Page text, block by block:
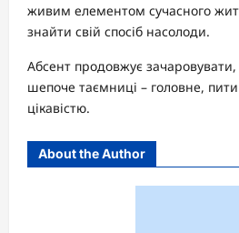
живим елементом сучасного
знайти свій спосіб насолоди.
Абсент продовжує
шепоче таємниці – головне,
цікавістю.
About the Author